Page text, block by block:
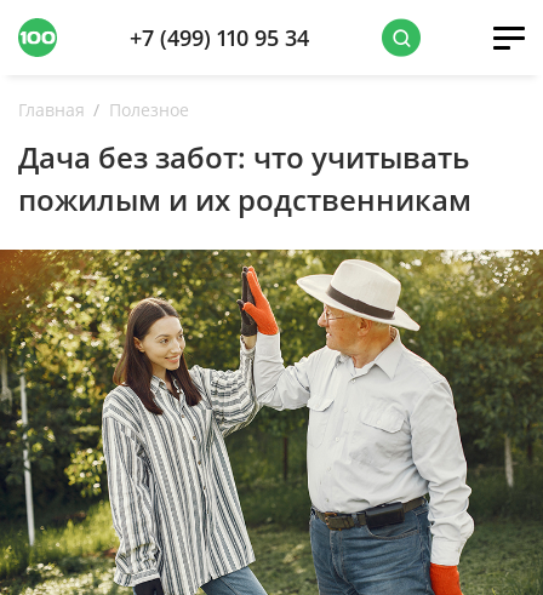
+7 (499) 110 95 34
Главная Полезное
Дача без забот: что учитывать
пожилым и их родственникам